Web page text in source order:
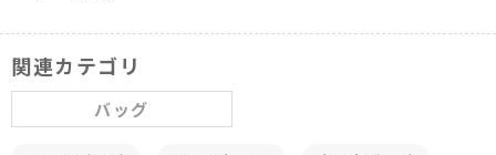
関連カテゴリ
バッグ